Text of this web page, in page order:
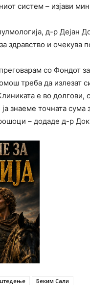
систем – изјави
д-р Дејан
здравство и очекува
со Фондот
треба да излезат
е во долгови,
знаеме точната сума
– додаде д-р
Беким Сали